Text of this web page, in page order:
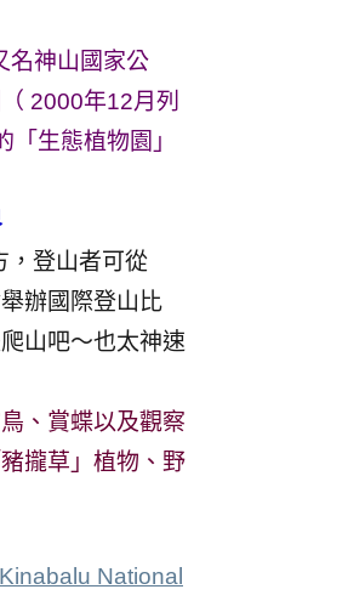
名神山國家公
2000年12月列
生態植物園」
，登山者可從
辦國際登山比
山吧～也太神速
、賞蝶以及觀察
攏草」植物、野
National